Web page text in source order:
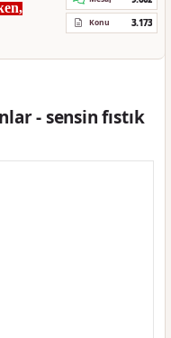
Konu 3.173
- sensin fıstık